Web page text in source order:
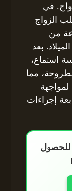
في
الزواج
من
بعد
استماع،
مما
إجراءات
للحصول